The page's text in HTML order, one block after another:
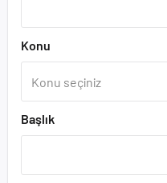
Konu
Başlık